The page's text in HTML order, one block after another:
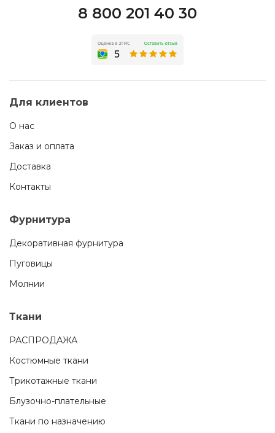
8 800 201 40 30
Для клиентов
О нас
Заказ и оплата
Доставка
Контакты
Фурнитура
Декоративная фурнитура
Пуговицы
Молнии
Ткани
РАСПРОДАЖА
Костюмные ткани
Трикотажные ткани
Блузочно-плательные
Ткани по назначению